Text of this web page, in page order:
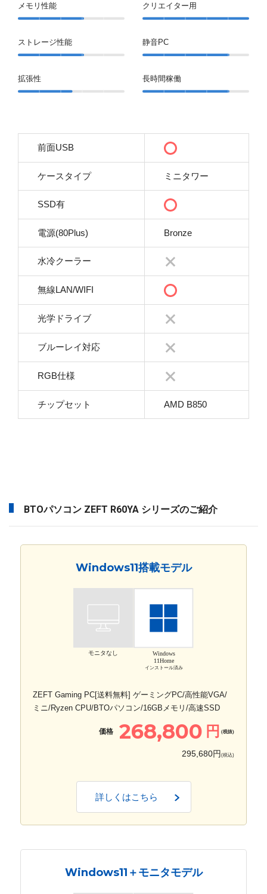
メモリ性能
ストレージ性能
拡張性
クリエイター用
静音PC
長時間稼働
前面USB
ケースタイプ ミニタワー
SSD有
電源(80Plus) Bronze
水冷クーラー
無線LAN/WIFI
光学ドライブ
ブルーレイ対応
RGB仕様
チップセット AMD B850
BTOパソコン ZEFT R60YA シリーズのご紹介
Windows11搭載モデル
モニタなし
Windows
11Home
インストール済み
ZEFT Gaming PC[送料無料] ゲーミングPC/高性能VGA/
ミニ/Ryzen CPU/BTOパソコン/16GBメモリ/高速SSD
価格 268,800 円 (税抜)
295,680円 (税込)
詳しくはこちら
Windows11＋モニタモデル